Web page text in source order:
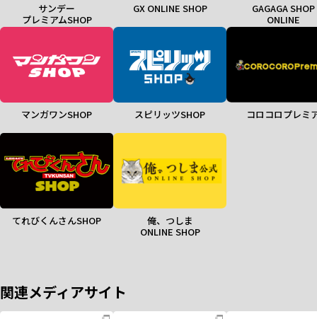
サンデー
プレミアムSHOP
GX ONLINE SHOP
GAGAGA SHOP
ONLINE
マンガワンSHOP スピリッツSHOP コロコロプレミ
てれびくんさんSHOP
俺、つしま
ONLINE SHOP
関連メディアサイト